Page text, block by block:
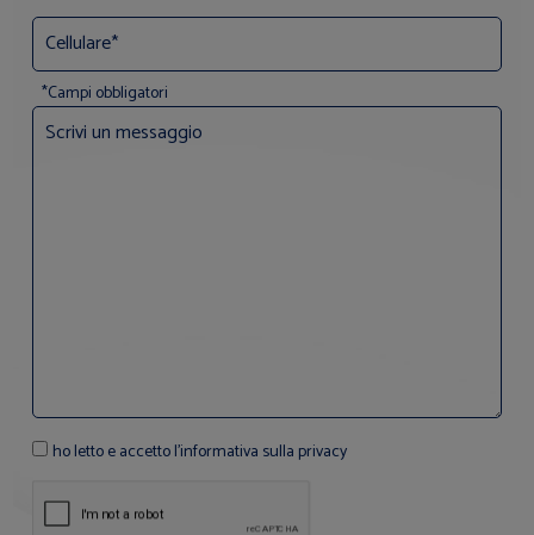
*Campi obbligatori
ho letto e accetto l'informativa sulla privacy